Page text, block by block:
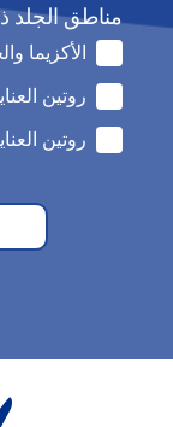
مناطق الجلد
الأكزيما
روتين
روتين